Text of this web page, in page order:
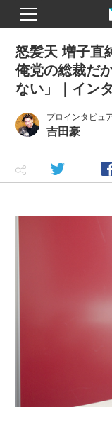
プロインタビュ
吉田豪
怒髪天 増子直
俺党の総裁だ
ない」｜イン